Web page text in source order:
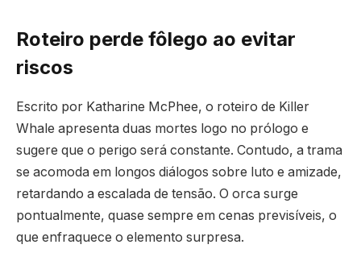
Roteiro perde fôlego ao evitar
riscos
Escrito por Katharine McPhee, o roteiro de Killer
Whale apresenta duas mortes logo no prólogo e
sugere que o perigo será constante. Contudo, a trama
se acomoda em longos diálogos sobre luto e amizade,
retardando a escalada de tensão. O orca surge
pontualmente, quase sempre em cenas previsíveis, o
que enfraquece o elemento surpresa.